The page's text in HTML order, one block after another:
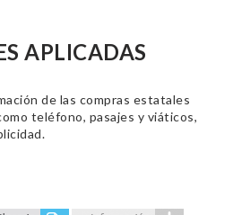
APLICADAS
de las compras estatales
teléfono, pasajes y viáticos,